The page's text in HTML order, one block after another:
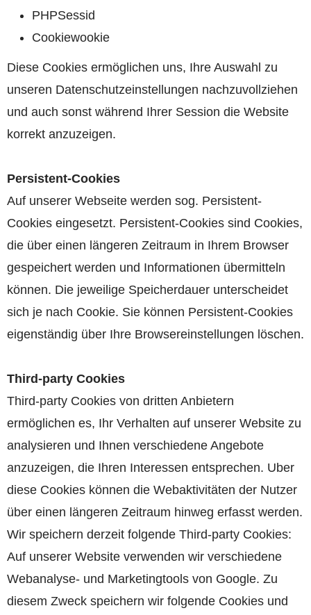
PHPSessid
Cookiewookie
Diese Cookies ermöglichen uns, Ihre Auswahl zu
unseren Datenschutzeinstellungen nachzuvollziehen
und auch sonst während Ihrer Session die Website
korrekt anzuzeigen.
Persistent-Cookies
Auf unserer Webseite werden sog. Persistent-
Cookies eingesetzt. Persistent-Cookies sind Cookies,
die über einen längeren Zeitraum in Ihrem Browser
gespeichert werden und Informationen übermitteln
können. Die jeweilige Speicherdauer unterscheidet
sich je nach Cookie. Sie können Persistent-Cookies
eigenständig über Ihre Browsereinstellungen löschen.
Third-party Cookies
Third-party Cookies von dritten Anbietern
ermöglichen es, Ihr Verhalten auf unserer Website zu
analysieren und Ihnen verschiedene Angebote
anzuzeigen, die Ihren Interessen entsprechen. Uber
diese Cookies können die Webaktivitäten der Nutzer
über einen längeren Zeitraum hinweg erfasst werden.
Wir speichern derzeit folgende Third-party Cookies:
Auf unserer Website verwenden wir verschiedene
Webanalyse- und Marketingtools von Google. Zu
diesem Zweck speichern wir folgende Cookies und